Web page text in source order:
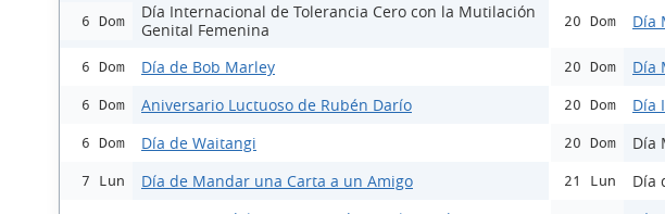
6 Dom
Día Internacional de Tolerancia Cero con la Mutilación
Genital Femenina
6 Dom Día de Bob Marley
6 Dom Aniversario Luctuoso de Rubén Darío
6 Dom Día de Waitangi
7 Lun Día de Mandar una Carta a un Amigo
20 Dom Día
20 Dom Día
20 Dom Día
20 Dom Día
21 Lun Día